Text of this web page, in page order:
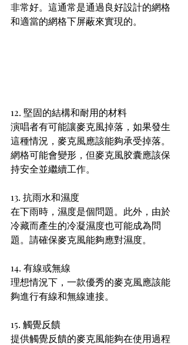
非常好。這通常是通過良好設計的網格
和適當的網格下屏蔽來實現的。
12. 堅固的結構和耐用的材料
演唱者有可能讓麥克風掉落，如果發生
這種情況，麥克風應該能夠承受掉落。
網格可能會變形，但麥克風胶囊應該保
持安全並繼續工作。
13. 抗雨水和濕度
在下雨時，濕度是個問題。此外，由於
冷藏而產生的冷凝濕度也可能成為問
題。請確保麥克風能夠應對濕度。
14. 有線或無線
理想情況下，一款優秀的麥克風應該能
夠進行有線和無線連接。
15. 觸覺反饋
提供觸覺反饋的麥克風能夠在使用過程